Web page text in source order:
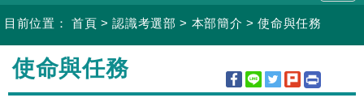
目前位置： 首頁 >認識考選部 > 本部簡介 >使命與任務
:::
使命與任務